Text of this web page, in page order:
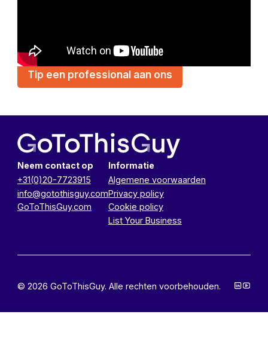
Tip een professional aan ons
Neem contact op
+31(0)20-7723915
info@gotothisguy.com
GoToThisGuy.com
Informatie
Algemene voorwaarden
Privacy policy
Cookie policy
List Your Business
© 2026 GoToThisGuy. Alle rechten voorbehouden.